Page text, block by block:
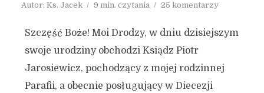
Autor: Ks. Jacek 9 min. czytania 25 komentarzy
Szczęść Boże! Moi Drodzy, w dniu dzisiejszym
swoje urodziny obchodzi Ksiądz Piotr
Jarosiewicz, pochodzący z mojej rodzinnej
Parafii, a obecnie posługujący w Diecezji